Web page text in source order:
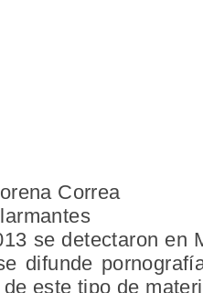
Correa
se detectaron en
difunde
este tipo de